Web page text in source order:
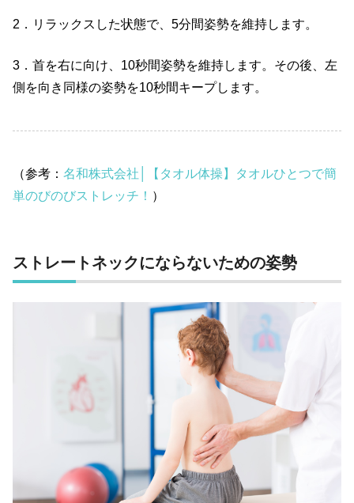
2 ．リラックスした状態で、 5分間姿勢を維持します。
3 ．首を右に向け、 10秒間姿勢を維持します。その後、左
側を向き同様の姿勢を10秒間キープします。
（参考： 名和株式会社│【タオル体操】タオルひとつで簡
単のびのびストレッチ！ ）
ストレートネックにならないための姿勢